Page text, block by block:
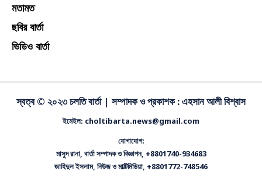
মতামত
ছবির বার্তা
ভিডিও বার্তা
স্বত্ব © ২০২৩ চলতি বার্তা | সম্পাদক ও প্রকাশক : এহসান আলী বিশ্বাস
ইমেইল: choltibarta.news@gmail.com
যোগাযোগ:
মাসুদ রানা, বার্তা সম্পাদক ও বিজ্ঞাপন, +8801740-934683
জাহিদুল ইসলাম, নিউজ ও মাল্টিমিডিয়া, +8801772-748546